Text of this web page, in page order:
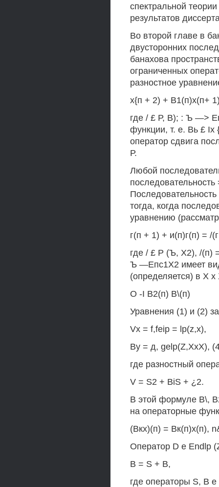
спектральной
результатов
Во второй главе в
двусторонних
банахова
ограниченных
разностное
х{п + 2) + В1(п)х(п+
где / £ Р, В); : Ъ —>
функции, т. е. Вь £
оператор сдвига
Р.
Любой
тогда, когда
уравнению
г(п + 1) + и(п)г(п) = /
где / £ Р (Ъ, X2), /(п)
Ъ —Епс1Х2 имеет
(определяется) в X
О -I В2(п) В\(п)
Уравнения (1) и (2)
Vx = f,feip = lp(z,x),
Ву = д, gelp(Z,XxX),
где разностный
V = S2 + BiS + ¿2.
В этой формуле В\,
на операторные
(Вкх)(п) = Вк(п)х(п),
Оператор D е Endlp
В = S + B,
где операторы S, В